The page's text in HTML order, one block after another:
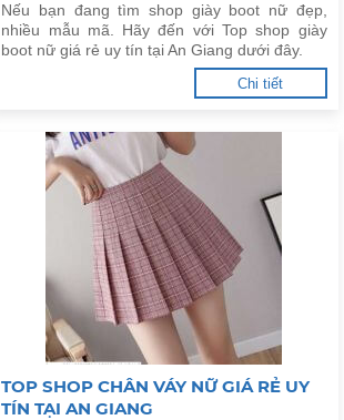
Nếu bạn đang tìm shop giày boot nữ đẹp,
nhiều mẫu mã. Hãy đến với Top shop giày
boot nữ giá rẻ uy tín tại An Giang dưới đây.
Chi tiết
TOP SHOP CHÂN VÁY NỮ GIÁ RẺ UY
TÍN TẠI AN GIANG